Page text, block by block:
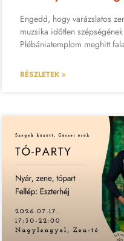
Engedd, hogy varázslatos
muzsika időtlen
Plébániatemplom meghitt
RÉSZLETEK »